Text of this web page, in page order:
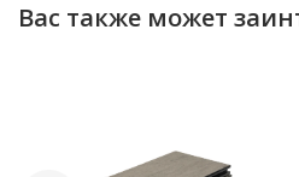
Вас также может